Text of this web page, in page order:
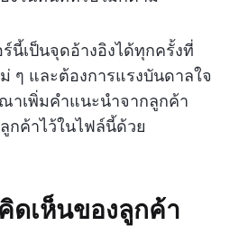
นี้เป็นจุดอ้างอิงได้ทุกครั้งที่
ๆ และต้องการแรงบันดาลใจ
าเพิ่มคำแนะนำจากลูกค้า
กค้าไว้ในไฟล์นี้ด้วย
ดเห็นของลูกค้า